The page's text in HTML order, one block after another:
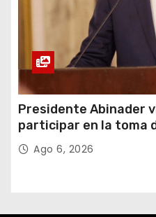
Presidente Abinader
participar en la toma
Abelardo de la Espriella
Ago 6, 2026